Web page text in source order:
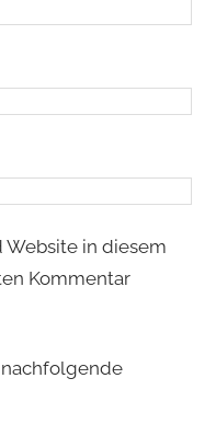
Website in diesem
Kommentar